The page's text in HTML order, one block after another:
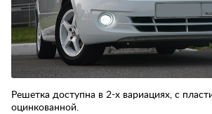
Решетка доступна в 2-х вариациях, с
оцинкованной.